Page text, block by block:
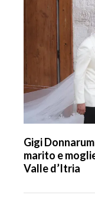
Gigi
marito e
Valle d’Itria